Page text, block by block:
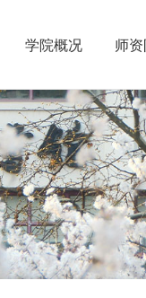
学院概况 师